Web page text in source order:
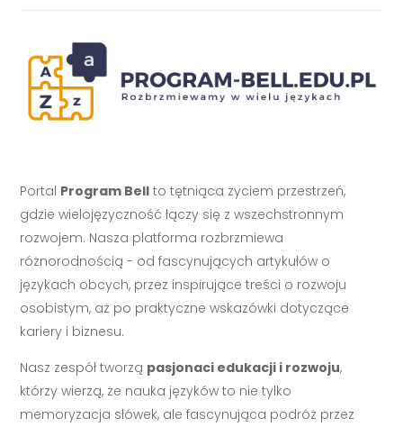
Portal Program Bell to tętniąca życiem przestrzeń,
gdzie wielojęzyczność łączy się z wszechstronnym
rozwojem. Nasza platforma rozbrzmiewa
różnorodnością - od fascynujących artykułów o
językach obcych, przez inspirujące treści o rozwoju
osobistym, aż po praktyczne wskazówki dotyczące
kariery i biznesu.
Nasz zespół tworzą pasjonaci edukacji i rozwoju,
którzy wierzą, że nauka języków to nie tylko
memoryzacja słówek, ale fascynująca podróż przez